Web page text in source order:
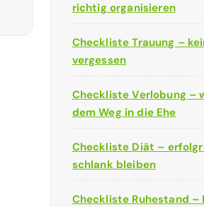
richtig organisieren
Checkliste Trauung –
vergessen
Checkliste Verlobung –
dem Weg in die Ehe
Checkliste Diät –
schlank bleiben
Checkliste Ruhestand –